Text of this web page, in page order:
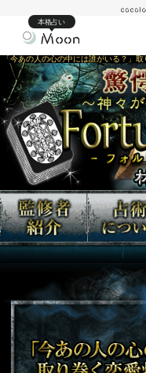
本格占い
「今あの人の心の中には誰がいる？」